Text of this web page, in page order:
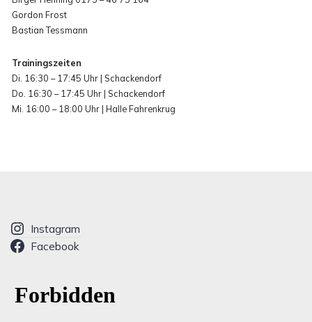
Gordon Frost
Bastian Tessmann
Trainingszeiten
Di. 16:30 – 17:45 Uhr | Schackendorf
Do. 16:30 – 17:45 Uhr | Schackendorf
Mi. 16:00 – 18:00 Uhr | Halle Fahrenkrug
Instagram
Facebook